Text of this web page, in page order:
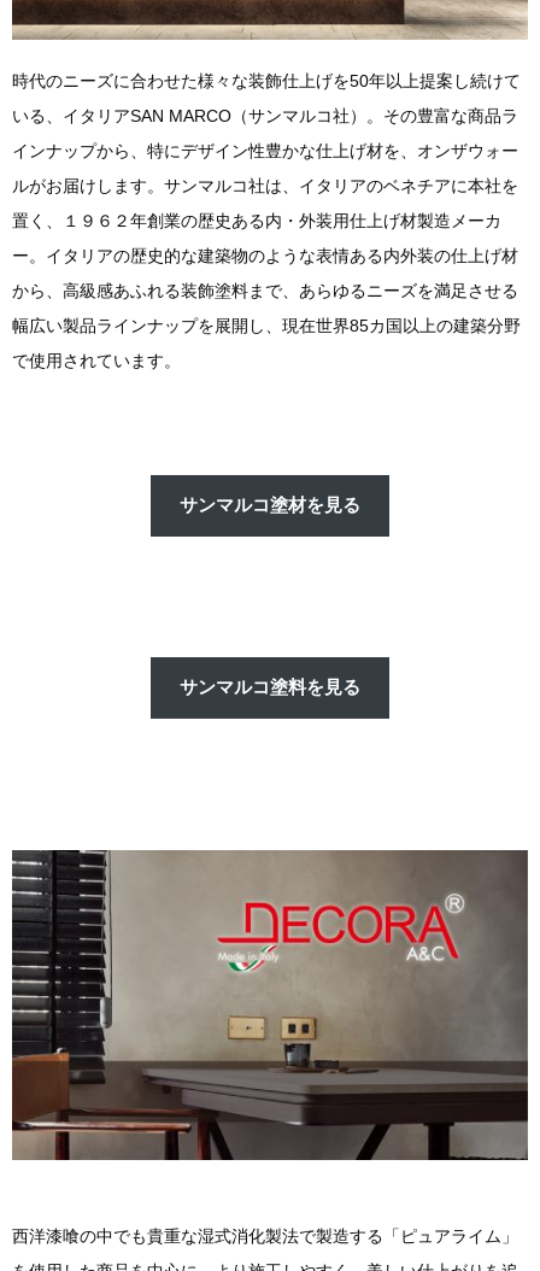
時代のニーズに合わせた様々な装飾仕上げを50年以上提案し続けて
いる、イタリアSAN MARCO（サンマルコ社）。その豊富な商品ラ
インナップから、特にデザイン性豊かな仕上げ材を、オンザウォー
ルがお届けします。サンマルコ社は、イタリアのベネチアに本社を
置く、１９６２年創業の歴史ある内・外装用仕上げ材製造メーカ
ー。イタリアの歴史的な建築物のような表情ある内外装の仕上げ材
から、高級感あふれる装飾塗料まで、あらゆるニーズを満足させる
幅広い製品ラインナップを展開し、現在世界85カ国以上の建築分野
で使用されています。
サンマルコ塗材を見る
サンマルコ塗料を見る
西洋漆喰の中でも貴重な湿式消化製法で製造する「ピュアライム」